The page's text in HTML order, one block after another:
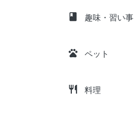
class 趣味・習い事
pets ペット
restaurant 料理